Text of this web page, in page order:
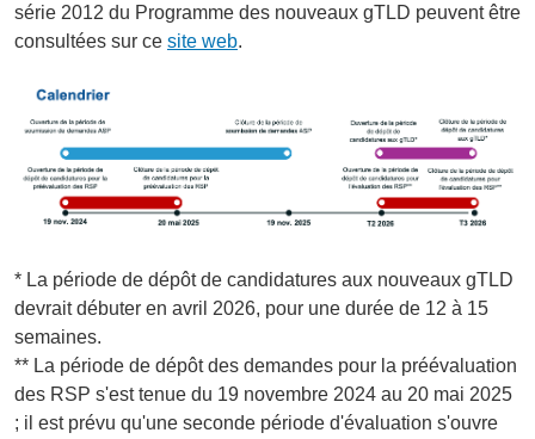
série 2012 du Programme des nouveaux gTLD peuvent être
consultées sur ce site web.
* La période de dépôt de candidatures aux nouveaux gTLD
devrait débuter en avril 2026, pour une durée de 12 à 15
semaines.
** La période de dépôt des demandes pour la préévaluation
des RSP s'est tenue du 19 novembre 2024 au 20 mai 2025
; il est prévu qu'une seconde période d'évaluation s'ouvre